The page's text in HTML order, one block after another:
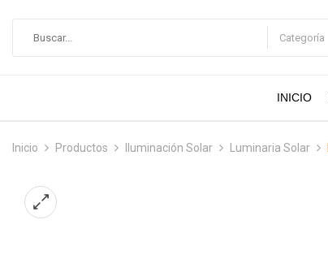
Categoría
INICIO
Inicio Productos Iluminación Solar Luminaria Solar